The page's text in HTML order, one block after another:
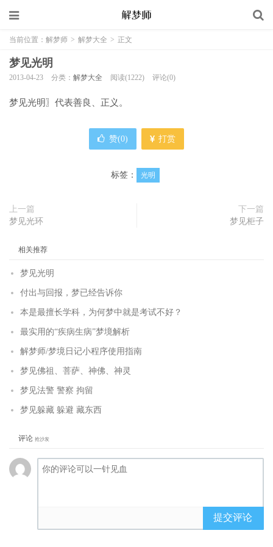
当前位置： 解梦师 > 解梦大全 > 正文
梦见光明
2013-04-23 分类： 解梦大全 阅读(1222) 评论(0)
梦见光明〗代表善良、正义。
赞(0) 打赏
标签： 光明
上一篇
梦见光环
下一篇
梦见柜子
相关推荐
梦见光明
付出与回报，梦已经告诉你
本是最擅长学科，为何梦中就是考试不好？
最实用的“疾病生病”梦境解析
解梦师/梦境日记小程序使用指南
梦见佛祖、菩萨、神佛、神灵
梦见法警 警察 拘留
梦见躲藏 躲避 藏东西
评论 抢沙发
提交评论